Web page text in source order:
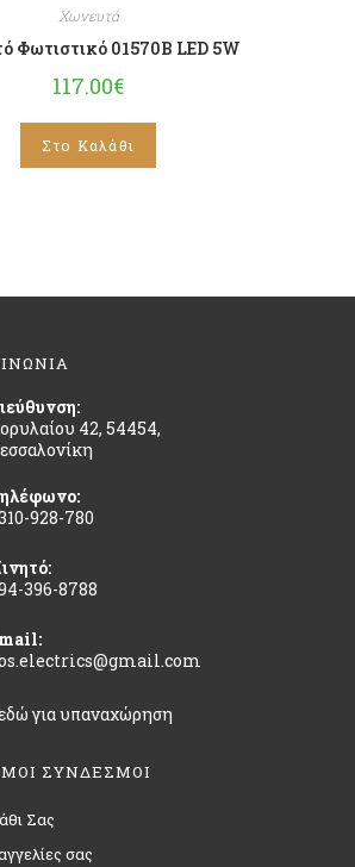
Χωνευτά
Φωτιστικό 01570B LED 5W
117.00€
Στο Καλάθι
42, 54454,
928-780
396-8788
για υπαναχώρηση
ΣΥΝΔΕΣΜΟΙ
Σας
σας